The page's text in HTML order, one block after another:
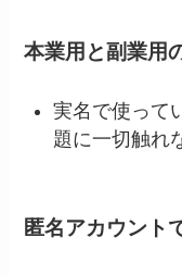
本業用と副業用
実名で使って
題に一切触れ
匿名アカウント